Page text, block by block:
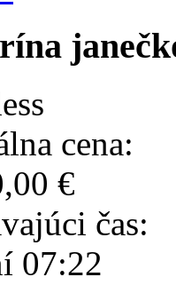
cena:
€
čas:
07:22